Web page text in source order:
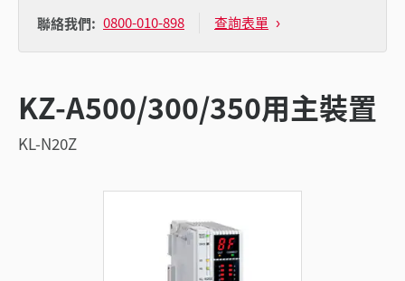
聯絡我們: 0800-010-898 查詢表單
KZ-A500/300/350用主裝置
KL-N20Z